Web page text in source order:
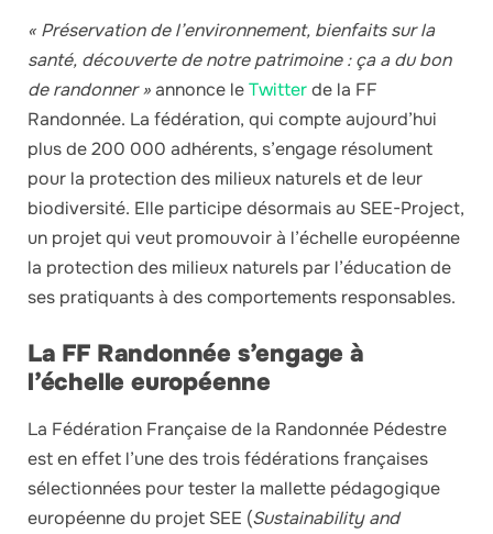
« Préservation de l’environnement, bienfaits sur la
santé, découverte de notre patrimoine : ça a du bon
de randonner »annonce leTwitterde la FF
Randonnée. La fédération, qui compte aujourd’hui
plus de 200 000 adhérents, s’engage résolument
pour la protection des milieux naturels et de leur
biodiversité. Elle participe désormais au SEE-Project,
un projet qui veut promouvoir à l’échelle européenne
la protection des milieux naturels par l’éducation de
ses pratiquants à des comportements responsables.
La FF Randonnée s’engage à
l’échelle européenne
La Fédération Française de la Randonnée Pédestre
est en effet l’une des trois fédérations françaises
sélectionnées pour tester la mallette pédagogique
européenne du projet SEE (Sustainability and